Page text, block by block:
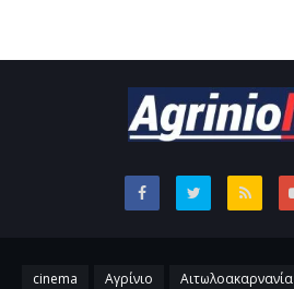
cinema Αγρίνιο Αιτωλοακαρνανία